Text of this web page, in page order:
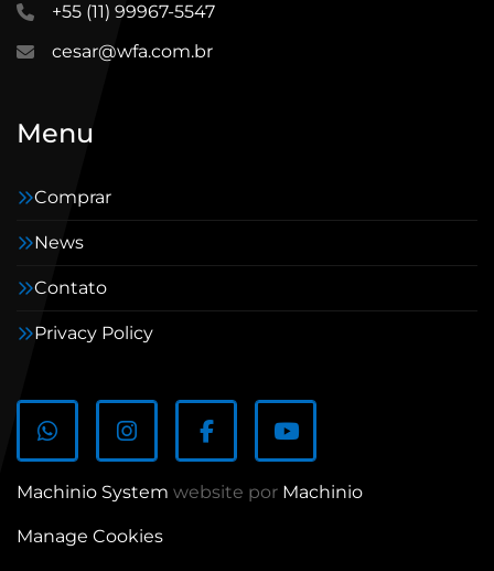
+55 (11) 99967-5547
cesar@wfa.com.br
Menu
Comprar
News
Contato
Privacy Policy
whatsappinstagramfacebookyoutube
Machinio System website por Machinio
Manage Cookies